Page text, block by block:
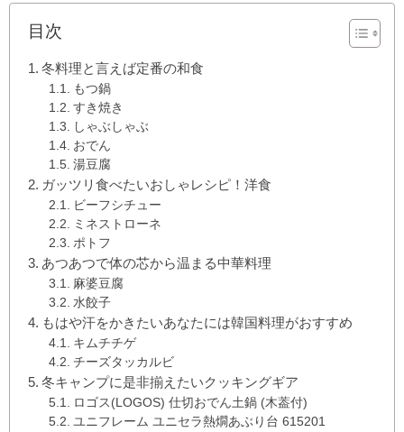
目次
冬料理と言えば定番の和食
もつ鍋
すき焼き
しゃぶしゃぶ
おでん
湯豆腐
ガッツリ食べたいおしゃレシピ！洋食
ビーフシチュー
ミネストローネ
ポトフ
あつあつで体の芯から温まる中華料理
麻婆豆腐
水餃子
もはや汗をかきたいあなたには韓国料理がおすすめ
キムチチゲ
チーズタッカルビ
冬キャンプに是非揃えたいクッキングギア
ロゴス(LOGOS) 仕切おでん土鍋 (木葢付)
ユニフレーム ユニセラ熱燗あぶり台 615201